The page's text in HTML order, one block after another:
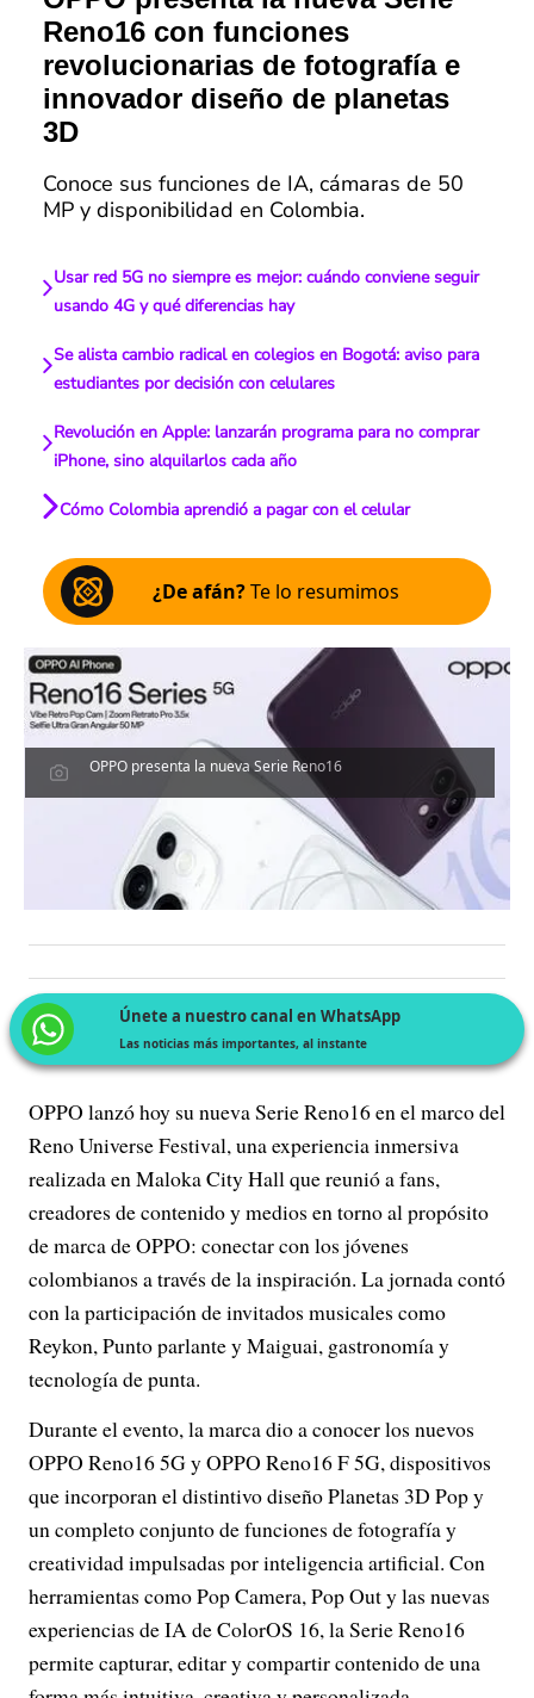
Reno16 con funciones
revolucionarias de fotografía e
innovador diseño de planetas
3D
Conoce sus funciones de IA, cámaras de 50
MP y disponibilidad en Colombia.
Usar red 5G no siempre es mejor: cuándo conviene seguir
usando 4G y qué diferencias hay
Se alista cambio radical en colegios en Bogotá: aviso para
estudiantes por decisión con celulares
Revolución en Apple: lanzarán programa para no comprar
iPhone, sino alquilarlos cada año
Cómo Colombia aprendió a pagar con el celular
¿De afán?Te lo resumimos
OPPO presenta la nueva Serie Reno16
Únete a nuestro canal en WhatsApp
Las noticias más importantes, al instante
OPPO lanzó hoy su nueva Serie Reno16 en el marco del
Reno Universe Festival, una experiencia inmersiva
realizada en Maloka City Hall que reunió a fans,
creadores de contenido y medios en torno al propósito
de marca de OPPO: conectar con los jóvenes
colombianos a través de la inspiración. La jornada contó
con la participación de invitados musicales como
Reykon, Punto parlante y Maiguai, gastronomía y
tecnología de punta.
Durante el evento, la marca dio a conocer los nuevos
OPPO Reno16 5G y OPPO Reno16 F 5G, dispositivos
que incorporan el distintivo diseño Planetas 3D Pop y
un completo conjunto de funciones de fotografía y
creatividad impulsadas por inteligencia artificial. Con
herramientas como Pop Camera, Pop Out y las nuevas
experiencias de IA de ColorOS 16, la Serie Reno16
permite capturar, editar y compartir contenido de una